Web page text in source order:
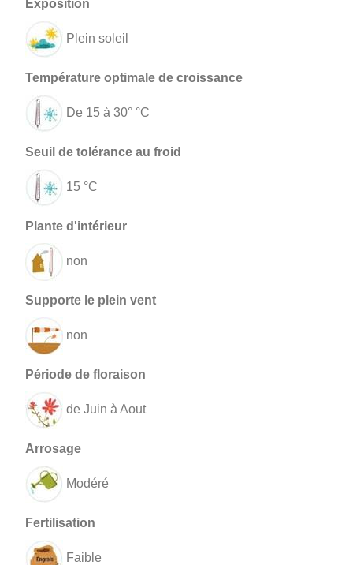
Plein soleil
De 15 à 30° °C
15 °C
non
non
de Juin à Aout
Modéré
Faible